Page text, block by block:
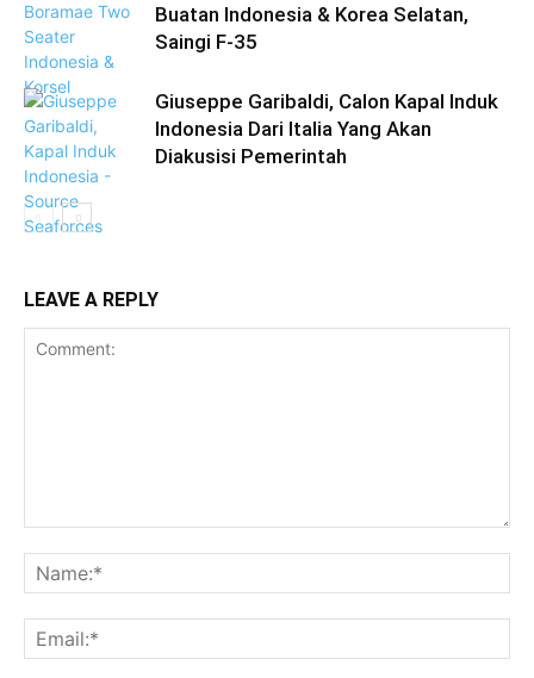
Buatan Indonesia & Korea Selatan,
Saingi F-35
Giuseppe Garibaldi, Calon Kapal Induk
Indonesia Dari Italia Yang Akan
Diakusisi Pemerintah
LEAVE A REPLY